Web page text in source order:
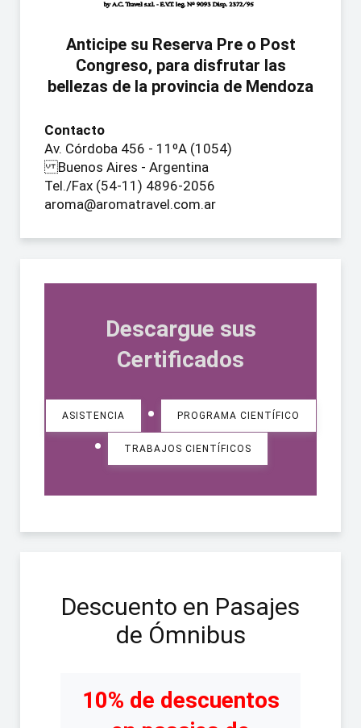
Descargue sus
Certificados
ASISTENCIA • PROGRAMA CIENTÍFICO
• TRABAJOS CIENTÍFICOS
Descuento en Pasajes
de Ómnibus
10% de descuentos
Anticipe su Reserva Pre o Post
Congreso, para disfrutar las
bellezas de la provincia de Mendoza
Contacto
Av. Córdoba 456 - 11ºA (1054)
Buenos Aires - Argentina
Tel./Fax (54-11) 4896-2056
aroma@aromatravel.com.ar